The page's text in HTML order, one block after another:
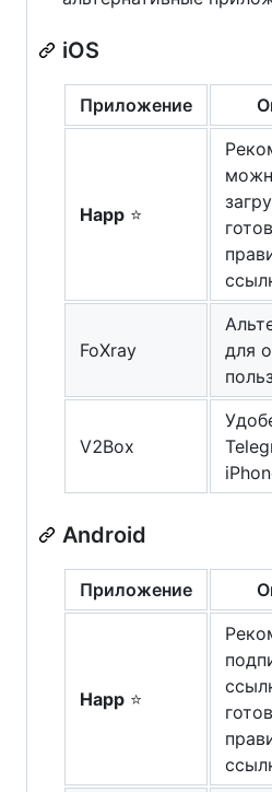
iOS
Приложение
Happ ⭐
FoXray
для
V2Box
Android
Приложение
Happ ⭐